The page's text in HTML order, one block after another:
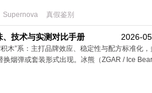
Supernova 真假鉴别
2026-
技术与实测对比手册
木”系：主打品牌效应、稳定性与配方标准化
烟弹或套装形式出现。冰熊（ZGAR / Ice Bear